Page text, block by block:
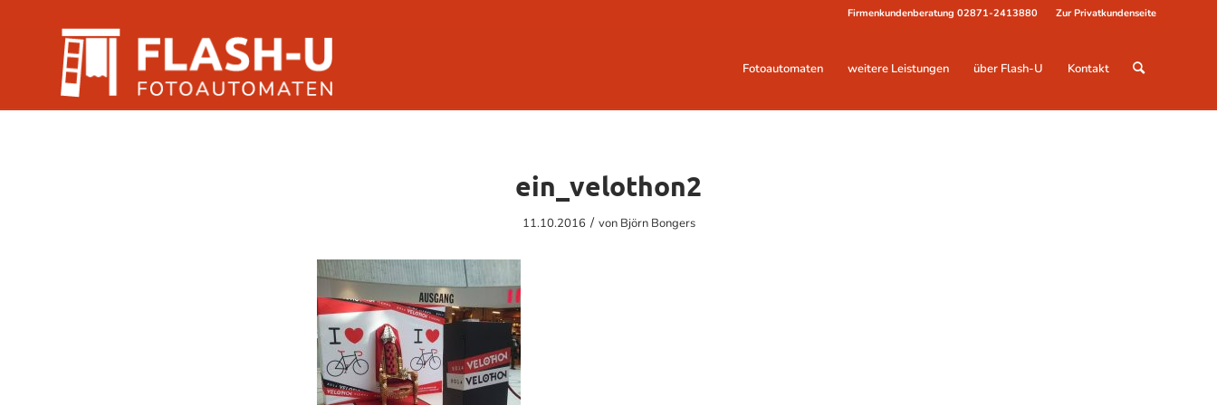
Zur Privatkundenseite
Firmenkundenberatung 02871-2413880
Fotoautomaten weitere Leistungen über Flash-U Kontakt
ein_velothon2
11.10.2016 / von Björn Bongers